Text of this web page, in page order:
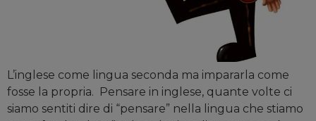
L’inglese come lingua seconda ma impararla come
fosse la propria. Pensare in inglese, quante volte ci
siamo sentiti dire di “pensare” nella lingua che stiamo